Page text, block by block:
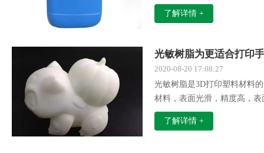
光，同时对固化速率又有更
的光敏树脂一般应具有以下特
了解详情 +
光敏树脂为更适合打印
2020-08-20 17:08:27
光敏树脂是3D打印塑料材料
材料，表面光滑，精度高，
以，光敏树脂非常适合打印手
了解详情 +